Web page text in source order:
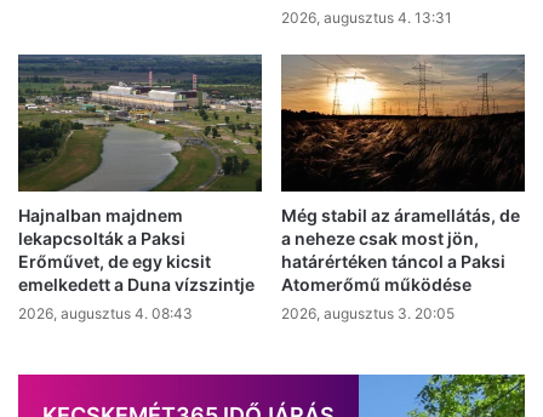
2026, augusztus 4. 13:31
Hajnalban majdnem
lekapcsolták a Paksi
Erőművet, de egy kicsit
emelkedett a Duna vízszintje
2026, augusztus 4. 08:43
Még stabil az áramellátás, de
a neheze csak most jön,
határértéken táncol a Paksi
Atomerőmű működése
2026, augusztus 3. 20:05